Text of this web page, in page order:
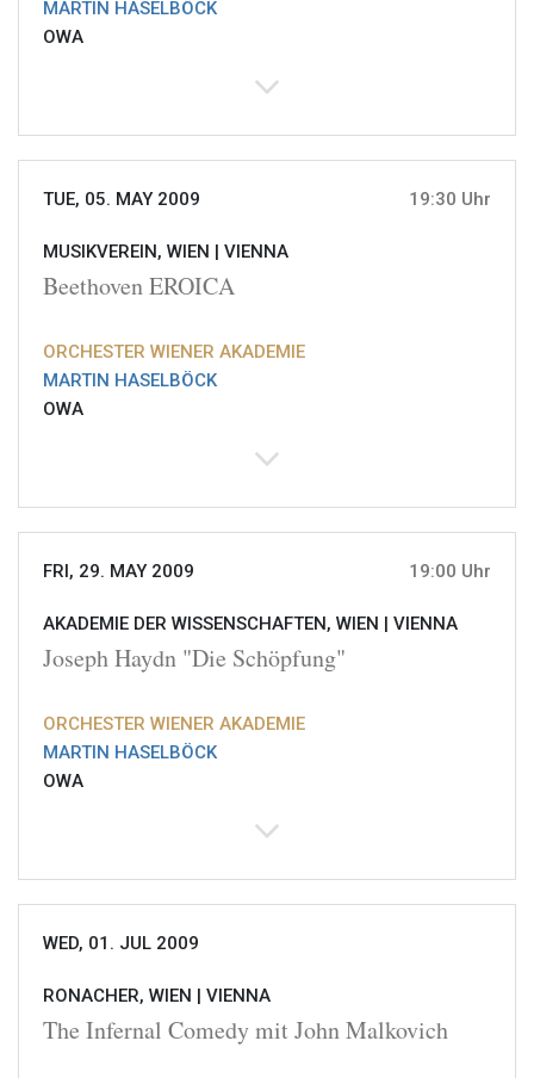
MARTIN HASELBÖCK
OWA
TUE, 05. MAY 2009 19:30 Uhr
MUSIKVEREIN, WIEN | VIENNA
Beethoven EROICA
ORCHESTER WIENER AKADEMIE
MARTIN HASELBÖCK
OWA
FRI, 29. MAY 2009 19:00 Uhr
AKADEMIE DER WISSENSCHAFTEN, WIEN | VIENNA
Joseph Haydn "Die Schöpfung"
ORCHESTER WIENER AKADEMIE
MARTIN HASELBÖCK
OWA
WED, 01. JUL 2009
RONACHER, WIEN | VIENNA
The Infernal Comedy mit John Malkovich